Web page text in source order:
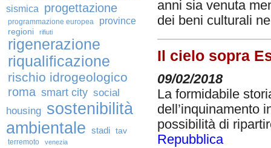
sismica
progettazione
programmazione europea province
regioni rifiuti
rigenerazione
riqualificazione
rischio idrogeologico
roma smart city social
housing sostenibilità
ambientale stadi tav
terremoto venezia
anni sia venuta
dei beni culturali
Il cielo sopra
09/02/2018
La formidabile
dell’inquinamento
possibilità di
Repubblica